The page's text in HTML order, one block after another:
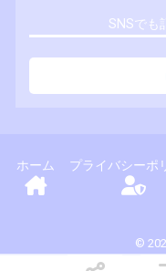
SNSでも
ホーム プライバシーポ
©